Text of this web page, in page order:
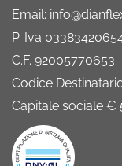
Email:
P. Iva
C.F. 92005770653
Codice
Capitale sociale €